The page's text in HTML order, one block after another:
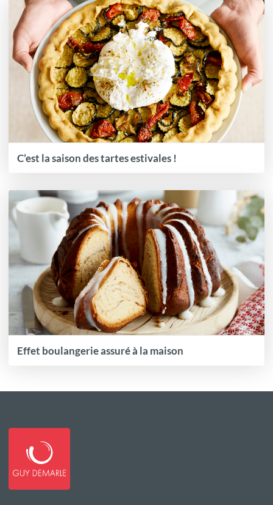
C’est la saison des tartes estivales !
Effet boulangerie assuré à la maison